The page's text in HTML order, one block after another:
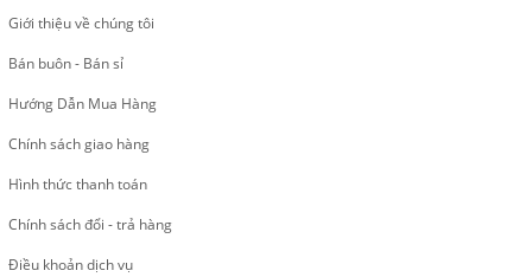
Giới thiệu về chúng tôi
Bán buôn - Bán sỉ
Hướng Dẫn Mua Hàng
Chính sách giao hàng
Hình thức thanh toán
Chính sách đổi - trả hàng
Điều khoản dịch vụ